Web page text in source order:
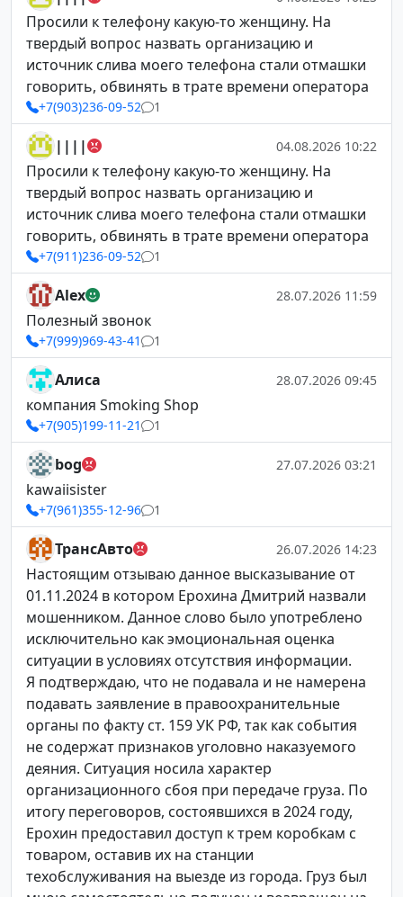
Просили к телефону какую-то женщину. На
твердый вопрос назвать организацию и
источник слива моего телефона стали отмашки
говорить, обвинять в трате времени оператора
+7(903)236-09-52 1
|||| 04.08.2026 10:22
Просили к телефону какую-то женщину. На
твердый вопрос назвать организацию и
источник слива моего телефона стали отмашки
говорить, обвинять в трате времени оператора
+7(911)236-09-52 1
Alex 28.07.2026 11:59
Полезный звонок
+7(999)969-43-41 1
Алиса 28.07.2026 09:45
компания Smoking Shop
+7(905)199-11-21 1
bog 27.07.2026 03:21
kawaiisister
+7(961)355-12-96 1
ТрансАвто 26.07.2026 14:23
Настоящим отзываю данное высказывание от
01.11.2024 в котором Ерохина Дмитрий назвали
мошенником. Данное слово было употреблено
исключительно как эмоциональная оценка
ситуации в условиях отсутствия информации.
Я подтверждаю, что не подавала и не намерена
подавать заявление в правоохранительные
органы по факту ст. 159 УК РФ, так как события
не содержат признаков уголовно наказуемого
деяния. Ситуация носила характер
организационного сбоя при передаче груза. По
итогу переговоров, состоявшихся в 2024 году,
Ерохин предоставил доступ к трем коробкам с
товаром, оставив их на станции
техобслуживания на выезде из города. Груз был